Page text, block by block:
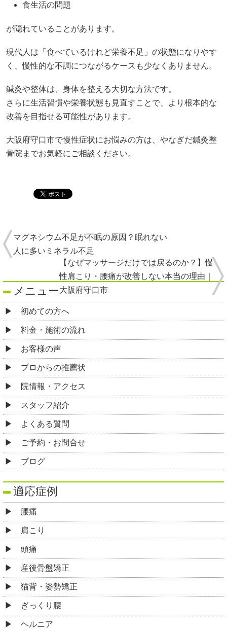
食生活の問題
が隠れていることがあります。
現代人は「食べているけれど栄養不足」の状態になりやす
く、慢性的な不調につながるケースも少なくありません。
鍼灸や整体は、身体を整える大切な方法です。
さらに生活習慣や栄養状態も見直すことで、より根本的な
改善を目指せる可能性があります。
大阪府守口市で慢性症状にお悩みの方は、やなぎだ鍼灸整
骨院までお気軽にご相談ください。
マグネシウム不足が不眠の原因？眠れない
人に多いミネラル不足
【なぜマッサージだけでは戻るのか？】慢
性肩こり・腰痛が改善しない本当の理由｜
大阪府守口市
メニュー
初めての方へ
料金・施術の流れ
お客様の声
プロからの推薦状
院情報・アクセス
スタッフ紹介
よくある質問
ご予約・お問合せ
ブログ
適応症例
腰痛
肩こり
頭痛
産後骨盤矯正
猫背・姿勢矯正
ぎっくり腰
ヘルニア